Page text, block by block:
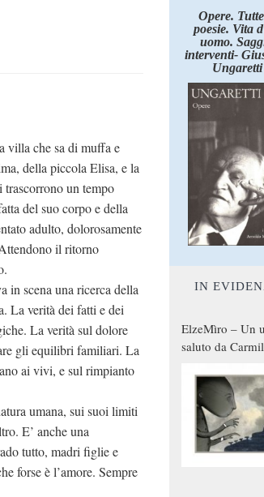
villa che sa di muffa e
della piccola Elisa, e la
un tempo
del suo corpo e della
adulto, dolorosamente
il ritorno
in scena una ricerca della
La verità dei fatti e dei
La verità sul dolore
gli equilibri familiari. La
ai vivi, e sul rimpianto
umana, sui suoi limiti
E’ anche una
tutto, madri figlie e
forse è l’amore. Sempre
Opere.
poesie. Vita
uomo.
interventi-
Ungaretti
IN
ElzeMìro – Un
saluto da
qualche modo
donne